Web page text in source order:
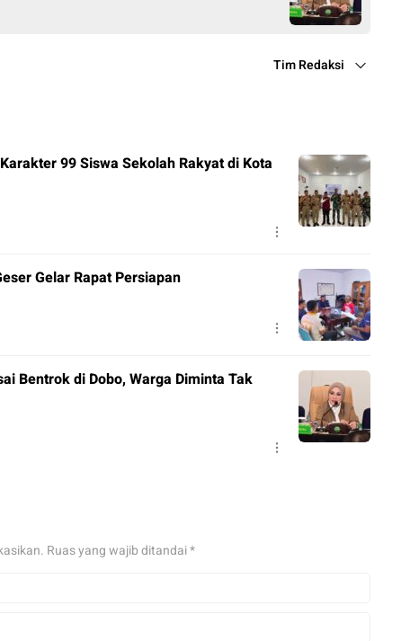
Tim Redaksi
99 Siswa Sekolah Rakyat di Kota
Gelar Rapat Persiapan
Bentrok di Dobo, Warga Diminta Tak
Ruas yang wajib ditandai*